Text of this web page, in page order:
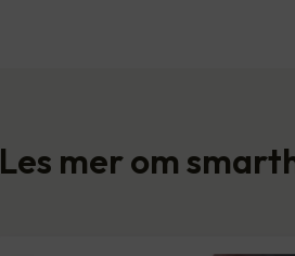
Les mer om